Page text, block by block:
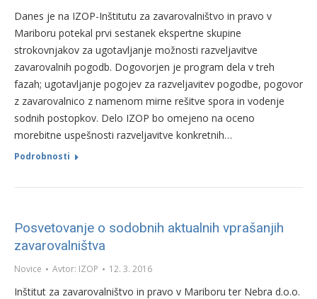
Danes je na IZOP-Inštitutu za zavarovalništvo in pravo v
Mariboru potekal prvi sestanek ekspertne skupine
strokovnjakov za ugotavljanje možnosti razveljavitve
zavarovalnih pogodb. Dogovorjen je program dela v treh
fazah; ugotavljanje pogojev za razveljavitev pogodbe, pogovor
z zavarovalnico z namenom mirne rešitve spora in vodenje
sodnih postopkov. Delo IZOP bo omejeno na oceno
morebitne uspešnosti razveljavitve konkretnih…
Podrobnosti
Posvetovanje o sodobnih aktualnih vprašanjih
zavarovalništva
Novice Avtor: IZOP 12. 3. 2016
Inštitut za zavarovalništvo in pravo v Mariboru ter Nebra d.o.o.